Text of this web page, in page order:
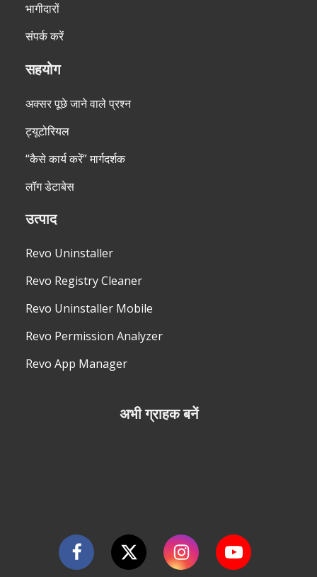
भागीदारों
संपर्क करें
सहयोग
अक्सर पूछे जाने वाले प्रश्न
ट्यूटोरियल
“कैसे कार्य करें” मार्गदर्शक
लॉग डेटाबेस
उत्पाद
Revo Uninstaller
Revo Registry Cleaner
Revo Uninstaller Mobile
Revo Permission Analyzer
Revo App Manager
अभी ग्राहक बनें